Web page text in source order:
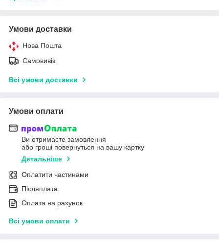
Умови доставки
Нова Пошта
Самовивіз
Всі умови доставки
Умови оплати
Ви отримаєте замовлення
або гроші повернуться на вашу картку
Детальніше
Оплатити частинами
Післяплата
Оплата на рахунок
Всі умови оплати